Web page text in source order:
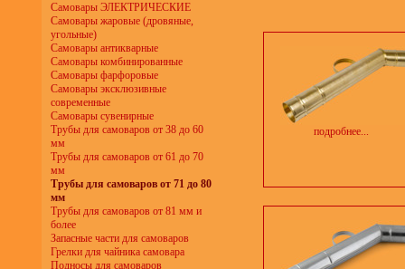
Самовары ЭЛЕКТРИЧЕСКИЕ
Самовары жаровые (дровяные,
угольные)
Самовары антикварные
Самовары комбинированные
Самовары фарфоровые
Самовары эксклюзивные
современные
Самовары сувенирные
Трубы для самоваров от 38 до 60
мм
Трубы для самоваров от 61 до 70
мм
Трубы для самоваров от 71 до 80
мм
Трубы для самоваров от 81 мм и
более
Запасные части для самоваров
Грелки для чайника самовара
Подносы для самоваров
подробнее...